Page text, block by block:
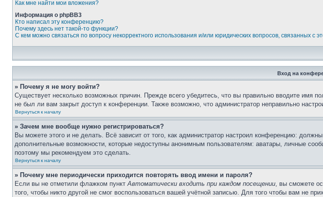
Как мне найти мои вложения?
Информация о phpBB3
Кто написал эту конференцию?
Почему здесь нет такой-то функции?
С кем можно связаться по вопросу некорректного использования и/или юридических вопросов, связанных с
Вход на
» Почему я не могу войти?
Существует несколько возможных причин. Прежде всего убедитесь, что вы правильно вводите имя
не был ли вам закрыт доступ к конференции. Также возможно, что администратор неправильно
Вернуться к началу
» Зачем мне вообще нужно регистрироваться?
Вы можете этого и не делать. Всё зависит от того, как администратор настроил конференцию:
дополнительные возможности, которые недоступны анонимным пользователям: аватары, личные
поэтому мы рекомендуем это сделать.
Вернуться к началу
» Почему мне периодически приходится повторять ввод имени и пароля?
Если вы не отметили флажком пунктАвтоматически входить при каждом посещении, вы сможете
того, чтобы никто другой не смог воспользоваться вашей учётной записью. Для того чтобы вам не